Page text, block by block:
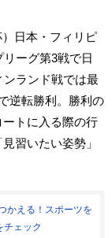
日本・フィリピ
ーグ第3戦で日
ランド戦では最
逆転勝利。勝利の
トに入る際の行
習いたい姿勢」
かえる！スポーツを
チェック